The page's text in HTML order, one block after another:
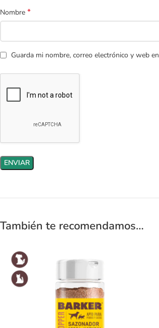
Nombre *
Guarda mi nombre, correo electrónico y web
También te recomendamos…